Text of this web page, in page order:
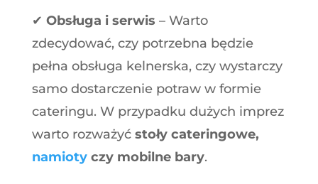
✔ Obsługa i serwis – Warto
zdecydować, czy potrzebna będzie
pełna obsługa kelnerska, czy wystarczy
samo dostarczenie potraw w formie
cateringu. W przypadku dużych imprez
warto rozważyć stoły cateringowe,
namiotyczy mobilne bary.